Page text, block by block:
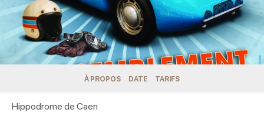
À PROPOS DATE TARIFS
Hippodrome de Caen